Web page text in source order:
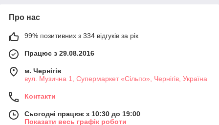
Про нас
99% позитивних з 334 відгуків за рік
Працює з 29.08.2016
м. Чернігів
вул. Музична 1, Супермаркет «Сільпо», Чернігів, Україна
Контакти
Сьогодні працює з 10:30 до 19:00
Показати весь графік роботи